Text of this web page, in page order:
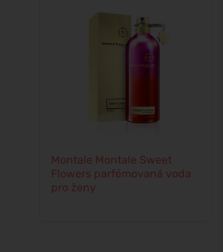
Montale Montale Sweet
Flowers parfémovaná voda
pro ženy